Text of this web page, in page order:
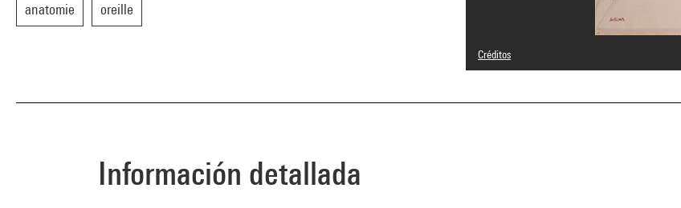
anatomie oreille
Créditos
© Adagp, Paris
Referencia de la imagen : 4R03171 [1994 CX 0602]
Información detallada